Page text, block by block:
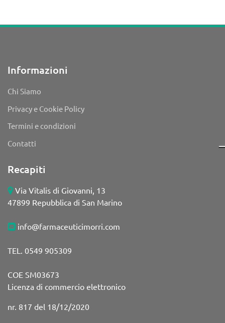
Informazioni
Chi Siamo
Privacy e Cookie Policy
Termini e condizioni
Contatti
Recapiti
Via Vitalis di Giovanni, 13
47899 Repubblica di San Marino
info@farmaceuticimorri.com
TEL. 0549 905309
COE SM03673
Licenza di commercio elettronico
nr. 817 del 18/12/2020